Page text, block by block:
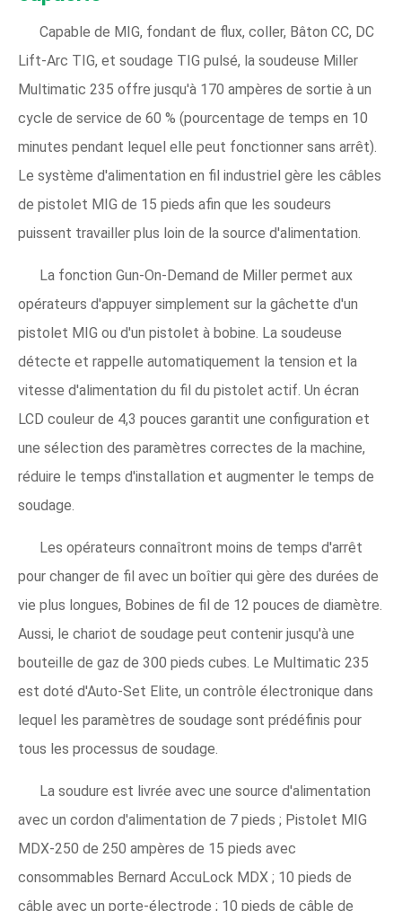
Capable de MIG, fondant de flux, coller, Bâton CC, DC
Lift-Arc TIG, et soudage TIG pulsé, la soudeuse Miller
Multimatic 235 offre jusqu'à 170 ampères de sortie à un
cycle de service de 60 % (pourcentage de temps en 10
minutes pendant lequel elle peut fonctionner sans arrêt).
Le système d'alimentation en fil industriel gère les câbles
de pistolet MIG de 15 pieds afin que les soudeurs
puissent travailler plus loin de la source d'alimentation.
La fonction Gun-On-Demand de Miller permet aux
opérateurs d'appuyer simplement sur la gâchette d'un
pistolet MIG ou d'un pistolet à bobine. La soudeuse
détecte et rappelle automatiquement la tension et la
vitesse d'alimentation du fil du pistolet actif. Un écran
LCD couleur de 4,3 pouces garantit une configuration et
une sélection des paramètres correctes de la machine,
réduire le temps d'installation et augmenter le temps de
soudage.
Les opérateurs connaîtront moins de temps d'arrêt
pour changer de fil avec un boîtier qui gère des durées de
vie plus longues, Bobines de fil de 12 pouces de diamètre.
Aussi, le chariot de soudage peut contenir jusqu'à une
bouteille de gaz de 300 pieds cubes. Le Multimatic 235
est doté d'Auto-Set Elite, un contrôle électronique dans
lequel les paramètres de soudage sont prédéfinis pour
tous les processus de soudage.
La soudure est livrée avec une source d'alimentation
avec un cordon d'alimentation de 7 pieds ; Pistolet MIG
MDX-250 de 250 ampères de 15 pieds avec
consommables Bernard AccuLock MDX ; 10 pieds de
câble avec un porte-électrode ; 10 pieds de câble de